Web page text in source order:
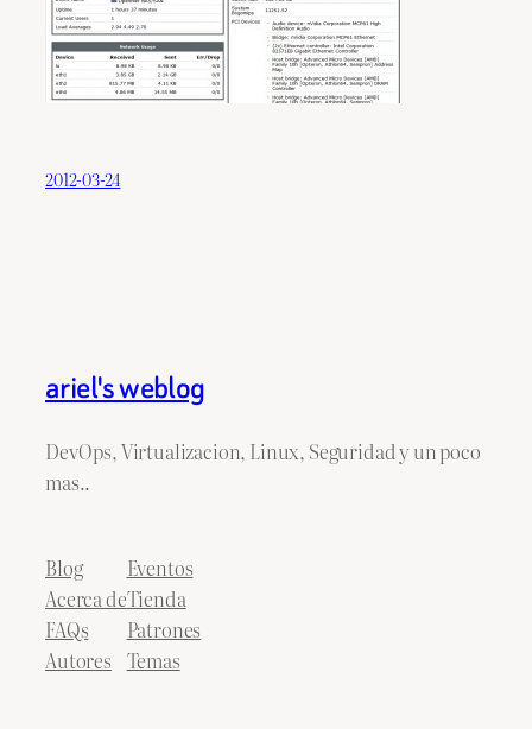
2012-03-24
ariel's weblog
DevOps, Virtualizacion, Linux, Seguridad y un poco
mas..
Blog
Acerca de
FAQs
Autores
Eventos
Tienda
Patrones
Temas